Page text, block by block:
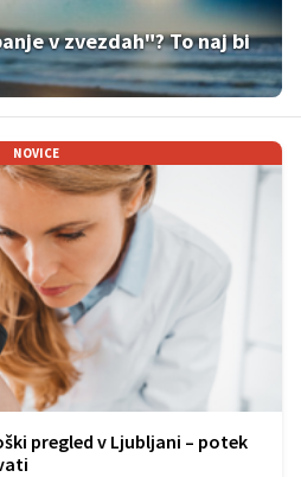
v zvezdah"? To naj bi
NOVICE
pregled v Ljubljani – potek